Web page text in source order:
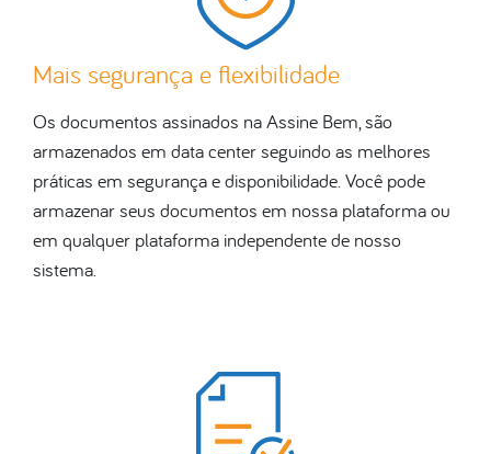
Mais segurança e flexibilidade
Os documentos assinados na Assine Bem, são
armazenados em data center seguindo as melhores
práticas em segurança e disponibilidade. Você pode
armazenar seus documentos em nossa plataforma ou
em qualquer plataforma independente de nosso
sistema.